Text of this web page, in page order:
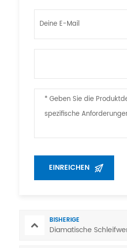
BISHERIGE
Diamatische